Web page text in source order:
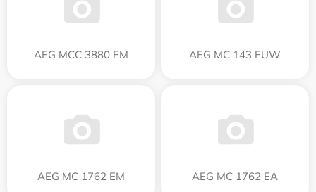
AEG MCC 3880 EM AEG MC 143 EUW
AEG MC 1762 EM AEG MC 1762 EA